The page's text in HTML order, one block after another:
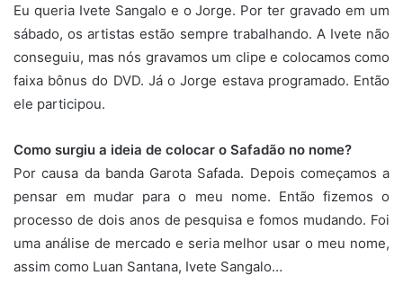
Eu queria Ivete Sangalo e o Jorge. Por ter gravado em um
sábado, os artistas estão sempre trabalhando. A Ivete não
conseguiu, mas nós gravamos um clipe e colocamos como
faixa bônus do DVD. Já o Jorge estava programado. Então
ele participou.
Como surgiu a ideia de colocar o Safadão no nome?
Por causa da banda Garota Safada. Depois começamos a
pensar em mudar para o meu nome. Então fizemos o
processo de dois anos de pesquisa e fomos mudando. Foi
uma análise de mercado e seria melhor usar o meu nome,
assim como Luan Santana, Ivete Sangalo…